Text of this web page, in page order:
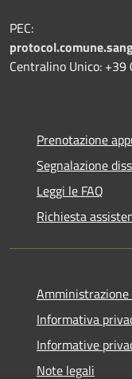
PEC:
Centralino Unico:
Prenotazione
Segnalazione
Leggi le FAQ
Richiesta
Informativa
Informative
Note legali